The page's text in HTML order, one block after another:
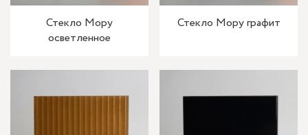
Стекло Мору
осветленное
Стекло Мору графит